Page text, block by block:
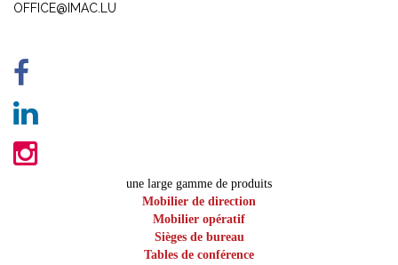
OFFICE@IMAC.LU
une large gamme de produits
Mobilier de direction
Mobilier opératif
Sièges de bureau
Tables de conférence